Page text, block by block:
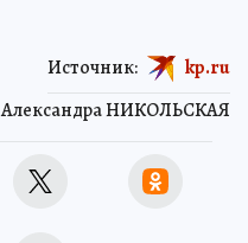
Александра НИКОЛЬСКАЯ
Источник: kp.ru